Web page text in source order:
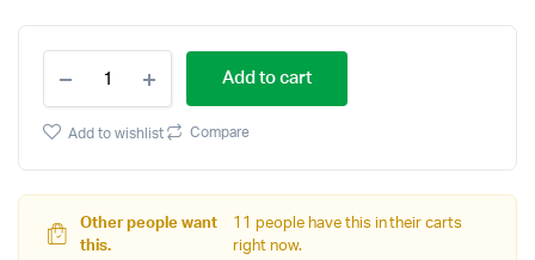
Original
Current
éducatif
mBot
1
mbot1.2
Bluetooth
quantity
Add to cart
Add to wishlist Compare
Other people want
this.
11 people have this in their carts
right now.